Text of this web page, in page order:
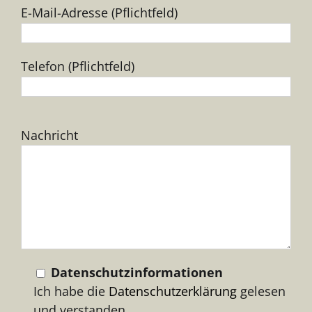
E-Mail-Adresse (Pflichtfeld)
Telefon (Pflichtfeld)
lasse
Nachricht
Datenschutzinformationen
Ich habe die Datenschutzerklärung gelesen